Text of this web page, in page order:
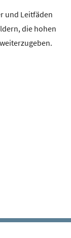
und Leitfäden
die hohen